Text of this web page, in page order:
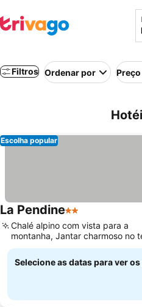
Filtros Ordenar por Preço
Escolha popular
La Pendine2 Estrelas
Chalé alpino com vista para a
montanha, Jantar charmoso no
do jardim
Selecione as datas para ver